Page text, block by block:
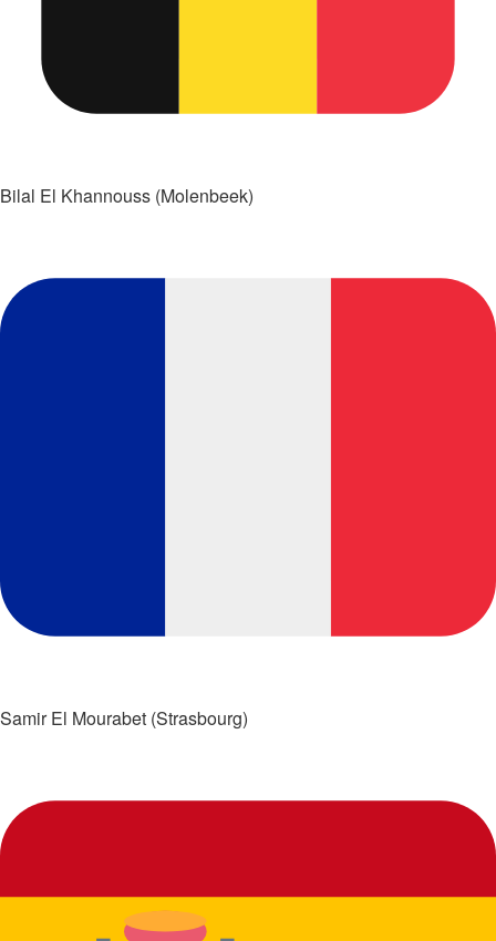
Bilal El Khannouss (Molenbeek)
Samir El Mourabet (Strasbourg)